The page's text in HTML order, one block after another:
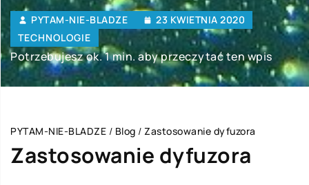
PYTAM-NIE-BLADZE
23 KWIETNIA 2020
TECHNOLOGIE
Potrzebujesz ok. 1 min. aby przeczytać ten wpis
PYTAM-NIE-BLADZE / Blog / Zastosowanie dyfuzora
Zastosowanie dyfuzora